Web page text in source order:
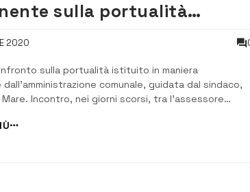
sulla portualità
dal Comune
2020
sulla portualità istituito in maniera
comunale, guidata dal sindaco,
Mare. Incontro, nei giorni scorsi, tra l’assessore
degli operatori portuali. [/]
Di Ma...